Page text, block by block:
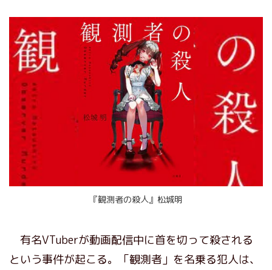
『観測者の殺人』松城明
有名VTuberが動画配信中に首を切って殺される
という事件が起こる。「観測者」を名乗る犯人は、